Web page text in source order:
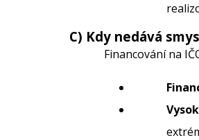
C) Kdy nedává
Financování na